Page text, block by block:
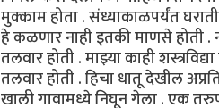
मुक्काम होता . संध्याकाळपर्यंत
हे कळणार नाही इतकी माणसे होती .
तलवार होती . माझ्या काही
तलवार होती . हिचा धातू देखील
खाली गावामध्ये निघून गेला . एक